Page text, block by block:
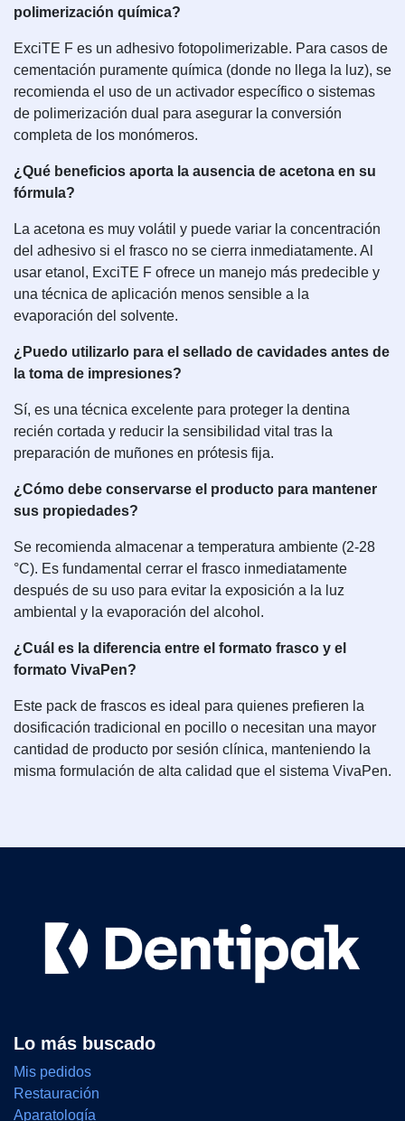
polimerización química?
ExciTE F es un adhesivo fotopolimerizable. Para casos de
cementación puramente química (donde no llega la luz), se
recomienda el uso de un activador específico o sistemas
de polimerización dual para asegurar la conversión
completa de los monómeros.
¿Qué beneficios aporta la ausencia de acetona en su
fórmula?
La acetona es muy volátil y puede variar la concentración
del adhesivo si el frasco no se cierra inmediatamente. Al
usar etanol, ExciTE F ofrece un manejo más predecible y
una técnica de aplicación menos sensible a la
evaporación del solvente.
¿Puedo utilizarlo para el sellado de cavidades antes de
la toma de impresiones?
Sí, es una técnica excelente para proteger la dentina
recién cortada y reducir la sensibilidad vital tras la
preparación de muñones en prótesis fija.
¿Cómo debe conservarse el producto para mantener
sus propiedades?
Se recomienda almacenar a temperatura ambiente (2-28
°C). Es fundamental cerrar el frasco inmediatamente
después de su uso para evitar la exposición a la luz
ambiental y la evaporación del alcohol.
¿Cuál es la diferencia entre el formato frasco y el
formato VivaPen?
Este pack de frascos es ideal para quienes prefieren la
dosificación tradicional en pocillo o necesitan una mayor
cantidad de producto por sesión clínica, manteniendo la
misma formulación de alta calidad que el sistema VivaPen.
Lo más buscado
Mis pedidos
Restauración
Aparatología